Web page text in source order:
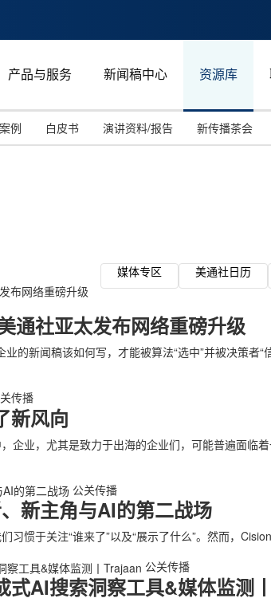
产品与服务 新闻稿中心 资源库
例 白皮书 演讲资料/报告 新传播茶会
美通社日历
媒体专区
通社亚太发布网络重磅升级
的新闻稿该如何写，才能被算法“选中”并被决策者
传播
新风向
企业，尤其是致力于出海的企业们，可能普遍面临
公关传播
新主角与AI的第二战场
习惯于关注“谁来了”以及“展示了什么”。然而，
公关传播
式AI搜索洞察工具&媒体监测